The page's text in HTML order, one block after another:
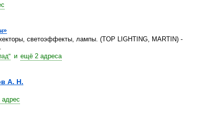
светоэффекты, лампы. (TOP LIGHTING, MARTIN) -
и ещё 2 адреса
А. Н.